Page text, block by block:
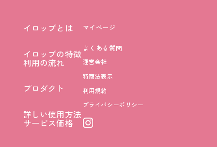
イロップとは
イロップの特徴
イロップの特徴
マイページ
よくある質問
利用の流れ
プロダクト
詳しい使用方法
詳しい使用方法
運営会社
特商法表示
利用規約
プライバシーポリシー
サービス価格
サービス価格